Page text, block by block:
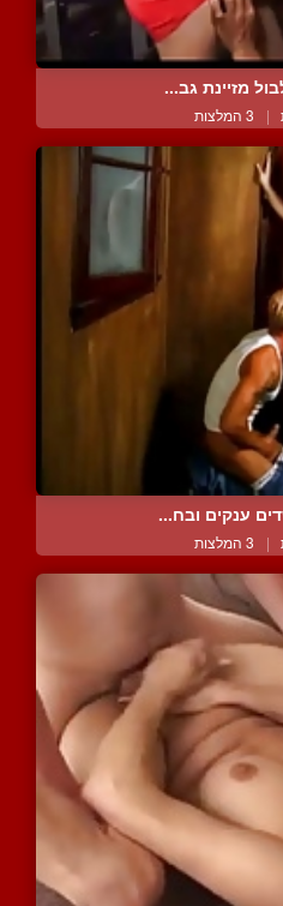
מזיינת גב...
| 3 המלצות
ענקים ובח...
| 3 המלצות